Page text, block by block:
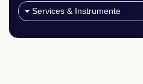
Services & Instrumente